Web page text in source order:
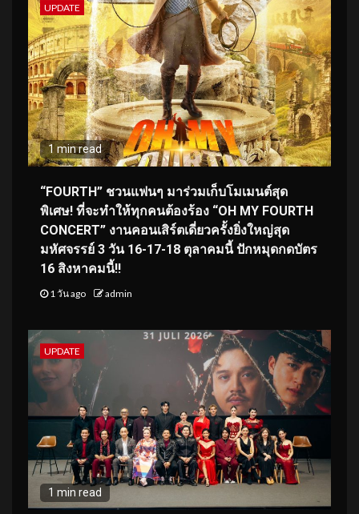
UPDATE
1 min read
“FOURTH” ชวนแฟนๆ มาร่วมเก็บโมเมนต์สุด
พิเศษ! ที่จะทำให้ทุกคนต้องร้อง “OH MY FOURTH
CONCERT” งานคอนเสิร์ตเดี่ยวครั้งยิ่งใหญ่สุด
มหัศจรรย์ 3 วัน 16-17-18 ตุลาคมนี้ ปักหมุดกดบัตร
16 สิงหาคมนี้!!
1 วัน ago admin
UPDATE
1 min read